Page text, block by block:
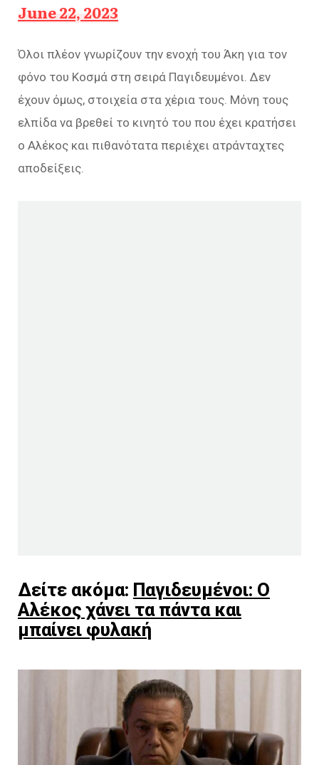
June 22, 2023
Όλοι πλέον γνωρίζουν την ενοχή του Άκη για τον
φόνο του Κοσμά στη σειρά Παγιδευμένοι. Δεν
έχουν όμως, στοιχεία στα χέρια τους. Μόνη τους
ελπίδα να βρεθεί το κινητό του που έχει κρατήσει
ο Αλέκος και πιθανότατα περιέχει ατράνταχτες
αποδείξεις.
Δείτε ακόμα: Παγιδευμένοι: Ο
Αλέκος χάνει τα πάντα και
μπαίνει φυλακή